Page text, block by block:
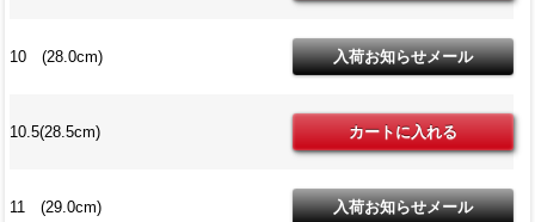
10 (28.0cm)
10.5(28.5cm)
11 (29.0cm)